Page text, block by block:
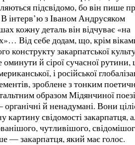
підсвідомо, бо він пише
інтерв’ю з Іваном Андрусяком
кожну деталь він відчуває «на
Від себе додам, що, крім
конструкту закарпатської
й сірої сучасної рутини,
і російської
зроблене з тонким
образом Мідянчиної
органічні й ненадумані. Вони
картину свідомості закарпатця,
чутливішого,
— закарпатця, який має голос.